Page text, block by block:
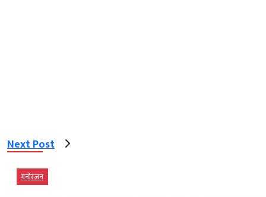
Next Post
मनोरंजन